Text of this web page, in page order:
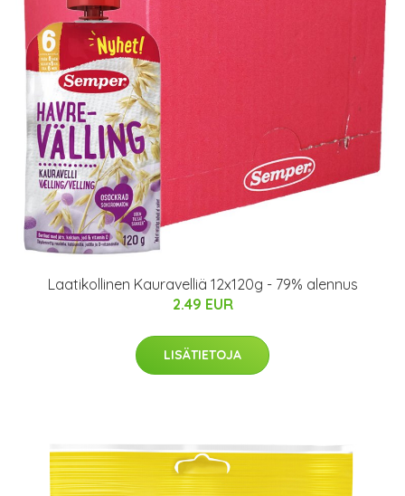
Laatikollinen Kauravelliä 12x120g - 79% alennus
2.49 EUR
LISÄTIETOJA